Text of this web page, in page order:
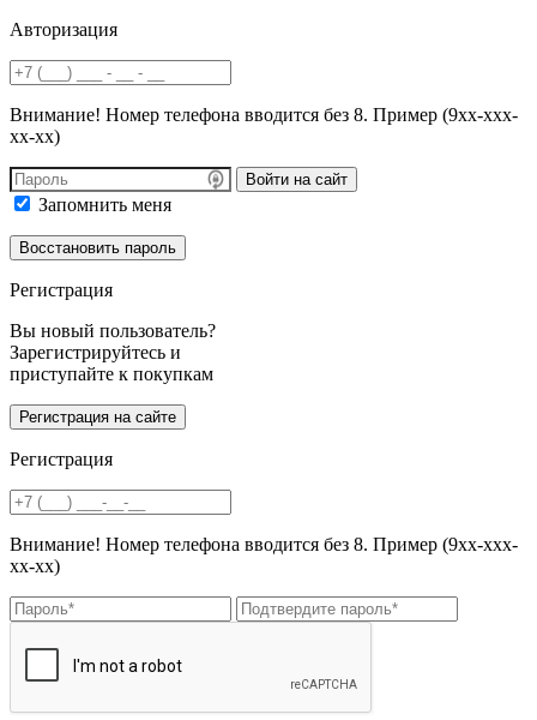
Авторизация
Внимание! Номер телефона вводится без 8. Пример (9хх-ххх-
хх-хх)
Войти на сайт
Запомнить меня
Регистрация
Вы новый пользователь?
Зарегистрируйтесь и
приступайте к покупкам
Регистрация
Внимание! Номер телефона вводится без 8. Пример (9хх-ххх-
хх-хх)